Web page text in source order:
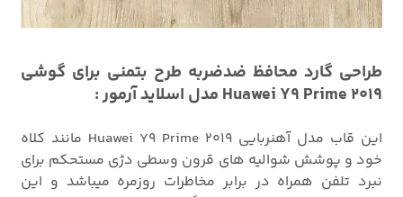
طراحی گارد محافظ ضدضربه طرح بتمنی برای گوشی
Huawei Y9 Prime 2019 مدل اسلاید آرمور :
این قاب مدل آهنربایی Huawei Y9 Prime 2019 مانند کلاه
خود و پوشش شوالیه های قرون وسطی دژی مستحکم برای
نبرد تلفن همراه در برابر مخاطرات روزمره میباشد و این